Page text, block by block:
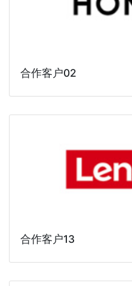
合作客户02
合作客户13